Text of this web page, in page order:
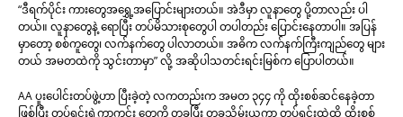
“ဒီရက်ပိုင်း ကားတွေအရွှေ့အပြောင်းများတယ်။ အဲဒီမှာ လူနာတွေ ပို့တာလည်း ပါ
တယ်။ လူနာတွေနဲ့ ရောပြီး တပ်မိသားစုတွေပါ တပါတည်း ပြောင်းနေတာပါ။ အပြန်
မှာတော့ စစ်ကူတွေ၊ လက်နက်တွေ ပါလာတယ်။ အဓိက လက်နက်ကြီးကျည်တွေ များ
တယ် အမတထဲကို သွင်းတာမှာ” လို့ အဆိုပါသတင်းရင်းမြစ်က ပြောပါတယ်။
AA ပူးပေါင်းတပ်ဖွဲ့ဟာ ပြီးခဲ့တဲ့ လကတည်းက အမတ ၃၄၄ ကို ထိုးစစ်ဆင်နေခဲ့တာ
ဖြစ်ပြီး တပ်ရင်းရဲ့ကာကင်း တွေကို တခုပြီး တခုသိမ်းယူကာ တပ်ရင်းထဲထိ ထိုးစစ်